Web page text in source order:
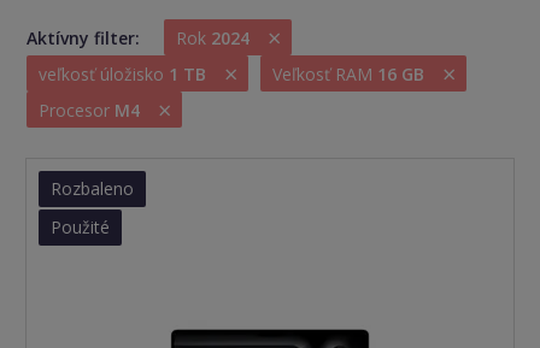
Aktívny filter: Rok 2024 ×
veľkosť úložisko 1 TB × Veľkosť RAM 16 GB ×
Procesor M4 ×
Rozbaleno
Použité